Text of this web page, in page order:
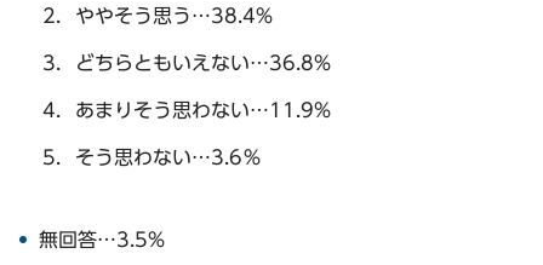
ややそう思う…38.4%
どちらともいえない…36.8%
あまりそう思わない…11.9%
そう思わない…3.6％
無回答…3.5%